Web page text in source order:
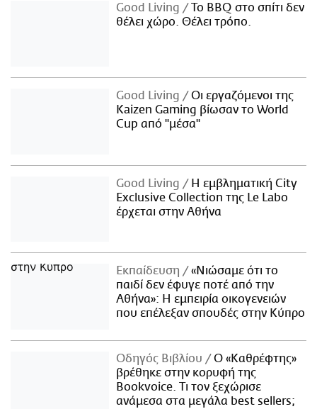
Good Living
Το BBQ στο σπίτι δεν
θέλει χώρο. Θέλει τρόπο.
Good Living
Οι εργαζόμενοι της
Kaizen Gaming βίωσαν το World
Cup από "μέσα"
Good Living
Η εμβληματική City
Exclusive Collection της Le Labo
έρχεται στην Αθήνα
Εκπαίδευση
«Νιώσαμε ότι το
παιδί δεν έφυγε ποτέ από την
Αθήνα»: Η εμπειρία οικογενειών
που επέλεξαν σπουδές στην Κύπρο
Οδηγός Βιβλίου
Ο «Καθρέφτης»
βρέθηκε στην κορυφή της
Bookvoice. Τι τον ξεχώρισε
ανάμεσα στα μεγάλα best sellers;